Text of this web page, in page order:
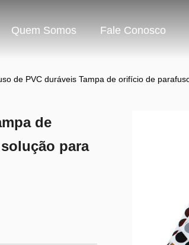
Quem Somos Fale Conosco
de PVC duráveis ​​Tampa de orifício de
de
para